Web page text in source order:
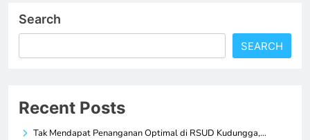
Search
SEARCH
Recent Posts
Tak Mendapat Penanganan Optimal di RSUD Kudungga,…